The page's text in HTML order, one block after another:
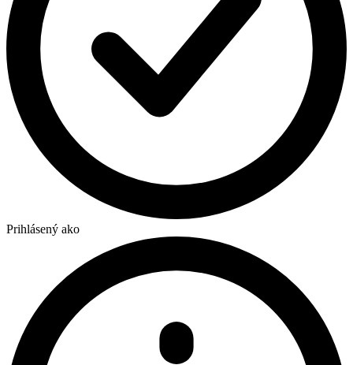
Prihlásený ako